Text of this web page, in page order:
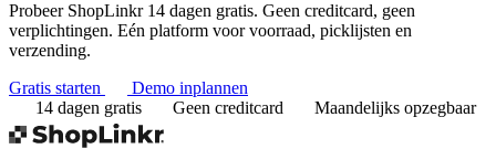
Probeer ShopLinkr 14 dagen gratis. Geen creditcard, geen
verplichtingen. Eén platform voor voorraad, picklijsten en
verzending.
Gratis starten
Demo inplannen
14 dagen gratis
Geen creditcard Maandelijks opzegbaar